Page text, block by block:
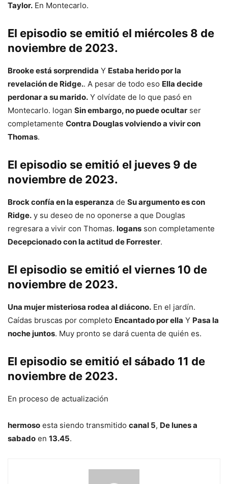
Taylor. En Montecarlo.
El episodio se emitió el miércoles 8 de
noviembre de 2023.
Brooke está sorprendida Y Estaba herido por la
revelación de Ridge.. A pesar de todo eso Ella decide
perdonar a su marido. Y olvídate de lo que pasó en
Montecarlo. logan Sin embargo, no puede ocultar ser
completamente Contra Douglas volviendo a vivir con
Thomas.
El episodio se emitió el jueves 9 de
noviembre de 2023.
Brock confía en la esperanza de Su argumento es con
Ridge. y su deseo de no oponerse a que Douglas
regresara a vivir con Thomas. logans son completamente
Decepcionado con la actitud de Forrester.
El episodio se emitió el viernes 10 de
noviembre de 2023.
Una mujer misteriosa rodea al diácono. En el jardín.
Caídas bruscas por completo Encantado por ella Y Pasa la
noche juntos. Muy pronto se dará cuenta de quién es.
El episodio se emitió el sábado 11 de
noviembre de 2023.
En proceso de actualización
hermoso esta siendo transmitido canal 5, De lunes a
sabado en 13.45.